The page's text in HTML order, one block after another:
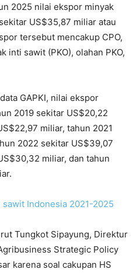
2025 nilai ekspor minyak
US$35,87 miliar atau
tersebut mencakup CPO,
inti sawit (PKO), olahan PKO,
GAPKI, nilai ekspor
2019 sekitar US$20,22
miliar, tahun 2021
2022 sekitar US$39,07
miliar, dan tahun
Indonesia 2021-2025
Tungkot Sipayung, Direktur
Strategic Policy
karena soal cakupan HS